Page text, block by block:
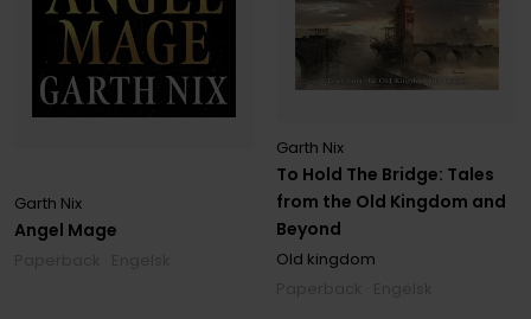
Angel Mage
Garth Nix
To Hold The Bridge: Tales
from the Old Kingdom and
Beyond
Garth Nix
Old kingdom